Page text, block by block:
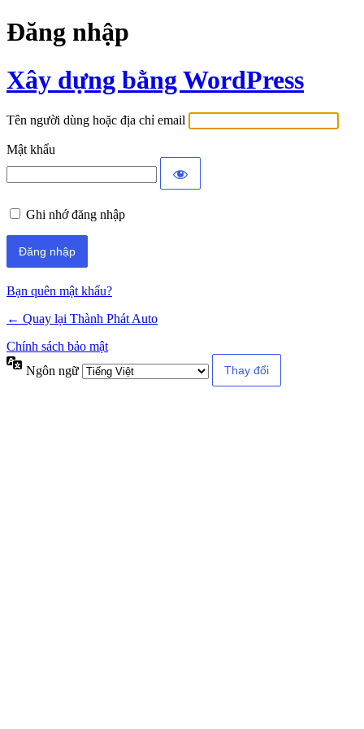
Đăng nhập
Xây dựng bằng WordPress
Tên người dùng hoặc địa chỉ email
Mật khẩu
Ghi nhớ đăng nhập
Bạn quên mật khẩu?
← Quay lại Thành Phát Auto
Chính sách bảo mật
Ngôn ngữ